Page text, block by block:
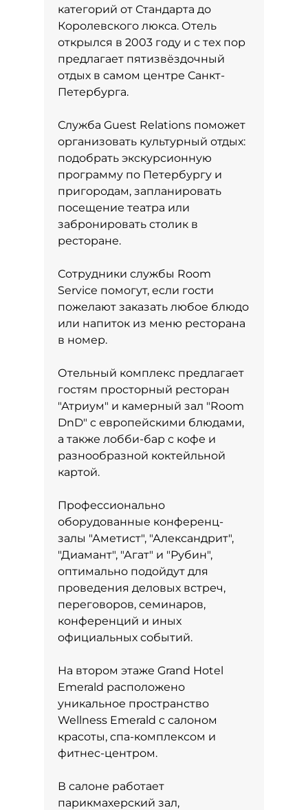
категорий от Стандарта до
Королевского люкса. Отель
открылся в 2003 году и с тех пор
предлагает пятизвёздочный
отдых в самом центре Санкт-
Петербурга.
Служба Guest Relations поможет
организовать культурный отдых:
подобрать экскурсионную
программу по Петербургу и
пригородам, запланировать
посещение театра или
забронировать столик в
ресторане.
Сотрудники службы Room
Service помогут, если гости
пожелают заказать любое блюдо
или напиток из меню ресторана
в номер.
Отельный комплекс предлагает
гостям просторный ресторан
"Атриум" и камерный зал "Room
DnD" c европейскими блюдами,
а также лобби-бар с кофе и
разнообразной коктейльной
картой.
Профессионально
оборудованные конференц-
залы "Аметист", "Александрит",
"Диамант", "Агат" и "Рубин",
оптимально подойдут для
проведения деловых встреч,
переговоров, семинаров,
конференций и иных
официальных событий.
На втором этаже Grand Hotel
Emerald расположено
уникальное пространство
Wellness Emerald c салоном
красоты, спа-комплексом и
фитнес-центром.
В салоне работает
парикмахерский зал,